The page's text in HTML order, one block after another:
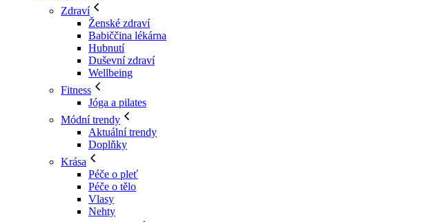
Zdraví
Ženské zdraví
Babiččina lékárna
Hubnutí
Duševní zdraví
Wellbeing
Fitness
Jóga a pilates
Módní trendy
Aktuální trendy
Doplňky
Krása
Péče o pleť
Péče o tělo
Vlasy
Nehty